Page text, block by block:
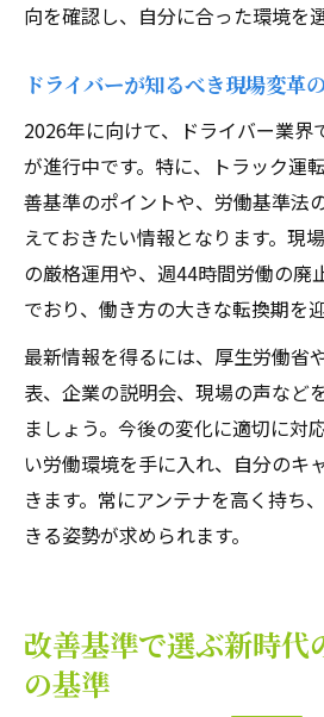
向を確認し、自分に合った環境を
ドライバーが知るべき現場変革
2026年に向けて、ドライバー業界
が進行中です。特に、トラック運
善基準のポイントや、労働基準法
えておきたい情報となります。現
の厳格運用や、週44時間労働の廃
でおり、働き方の大きな転換期を
最新情報を得るには、厚生労働省
表、企業の説明会、現場の声など
ましょう。今後の変化に適切に対
い労働環境を手に入れ、自分のキ
きます。常にアンテナを高く持ち
きる姿勢が求められます。
改善基準で選ぶ新時代
の基準